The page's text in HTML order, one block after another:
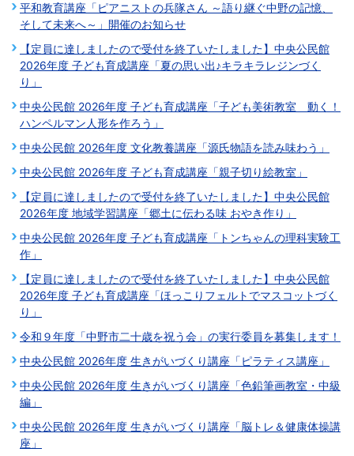
平和教育講座「ピアニストの兵隊さん ～語り継ぐ中野の記憶、
そして未来へ～」開催のお知らせ
【定員に達しましたので受付を終了いたしました】中央公民館
2026年度 子ども育成講座「夏の思い出♪キラキラレジンづく
り」
中央公民館 2026年度 子ども育成講座「子ども美術教室 動く！
ハンペルマン人形を作ろう」
中央公民館 2026年度 文化教養講座「源氏物語を読み味わう」
中央公民館 2026年度 子ども育成講座「親子切り絵教室」
【定員に達しましたので受付を終了いたしました】中央公民館
2026年度 地域学習講座「郷土に伝わる味 おやき作り」
中央公民館 2026年度 子ども育成講座「トンちゃんの理科実験工
作」
【定員に達しましたので受付を終了いたしました】中央公民館
2026年度 子ども育成講座「ほっこりフェルトでマスコットづく
り」
令和９年度「中野市二十歳を祝う会」の実行委員を募集します！
中央公民館 2026年度 生きがいづくり講座「ピラティス講座」
中央公民館 2026年度 生きがいづくり講座「色鉛筆画教室・中級
編」
中央公民館 2026年度 生きがいづくり講座「脳トレ＆健康体操講
座」